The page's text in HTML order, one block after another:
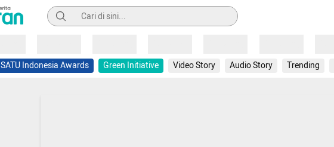
Pencarian
SATU Indonesia Awards Green Initiative Video Story Audio Story Trending